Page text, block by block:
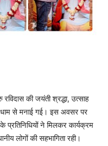
की जयंती श्रद्धा, उत्साह
से मनाई गई। इस अवसर पर
प्रतिनिधियों ने मिलकर कार्यक्रम
लोगों की सहभागिता रही।